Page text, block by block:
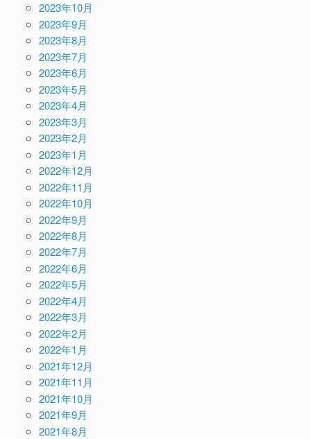
2023年10月
2023年9月
2023年8月
2023年7月
2023年6月
2023年5月
2023年4月
2023年3月
2023年2月
2023年1月
2022年12月
2022年11月
2022年10月
2022年9月
2022年8月
2022年7月
2022年6月
2022年5月
2022年4月
2022年3月
2022年2月
2022年1月
2021年12月
2021年11月
2021年10月
2021年9月
2021年8月